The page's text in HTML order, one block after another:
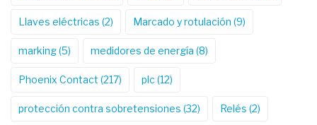
Llaves eléctricas (2) Marcado y rotulación (9)
marking(5) medidores de energía (8)
Phoenix Contact (217) plc(12)
protección contra sobretensiones (32) Relés (2)